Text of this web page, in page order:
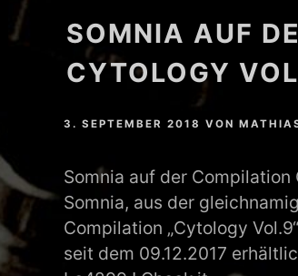
MATHEW
DREA PERLON
FRIEDER
SOMNIA AUF
CYTOLOGY
3. SEPTEMBER 2018 VON
Somnia auf der
Somnia, aus der
Compilation „Cytology
seit dem 09.12.2017